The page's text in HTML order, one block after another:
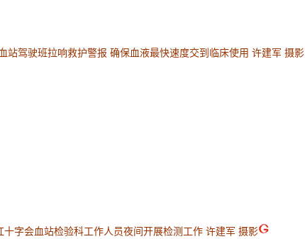
站驾驶班拉响救护警报 确保血液最快速度交到临床使用 许建军 摄影
十字会血站检验科工作人员夜间开展检测工作 许建军 摄影